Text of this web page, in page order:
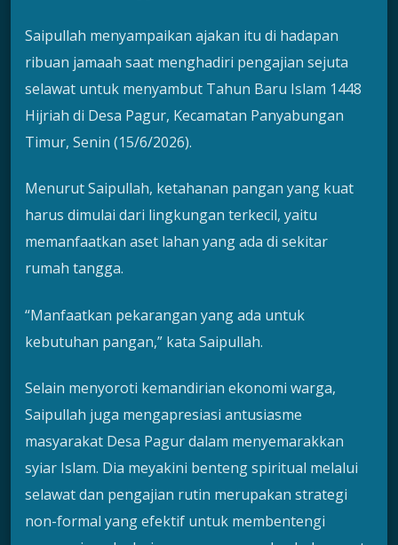
Saipullah menyampaikan ajakan itu di hadapan
ribuan jamaah saat menghadiri pengajian sejuta
selawat untuk menyambut Tahun Baru Islam 1448
Hijriah di Desa Pagur, Kecamatan Panyabungan
Timur, Senin (15/6/2026).
Menurut Saipullah, ketahanan pangan yang kuat
harus dimulai dari lingkungan terkecil, yaitu
memanfaatkan aset lahan yang ada di sekitar
rumah tangga.
“Manfaatkan pekarangan yang ada untuk
kebutuhan pangan,” kata Saipullah.
Selain menyoroti kemandirian ekonomi warga,
Saipullah juga mengapresiasi antusiasme
masyarakat Desa Pagur dalam menyemarakkan
syiar Islam. Dia meyakini benteng spiritual melalui
selawat dan pengajian rutin merupakan strategi
non-formal yang efektif untuk membentengi